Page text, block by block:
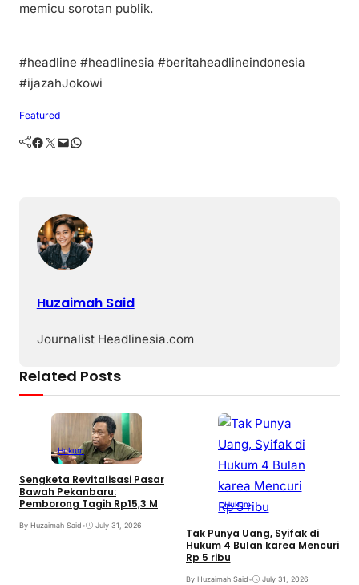
memicu sorotan publik.
#headline #headlinesia #beritaheadlineindonesia
#ijazahJokowi
Featured
Facebook Twitter Mail WhatsApp
Huzaimah Said
Journalist Headlinesia.com
Related Posts
Hukum
Sengketa Revitalisasi Pasar
Bawah Pekanbaru:
Pemborong Tagih Rp15,3 M
By Huzaimah Said• July 31, 2026
Hukum
Tak Punya Uang, Syifak di
Hukum 4 Bulan karea Mencuri
Rp 5 ribu
By Huzaimah Said• July 31, 2026